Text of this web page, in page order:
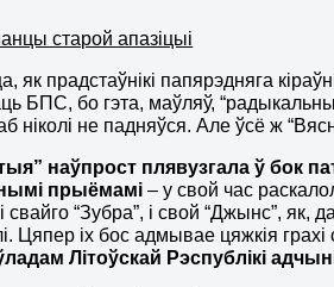
старой апазіцыі
як прадстаўнікі папярэдняга
БПС, бо гэта, маўляў,
ніколі не падняўся. Але ўсё ж
наўпрост плявузгала ў бок
прыёмамі– у свой час
свайго “Зубра”, і свой “Джынс”,
Цяпер іх бос адмывае цяжкія
Літоўскай Рэспублікі